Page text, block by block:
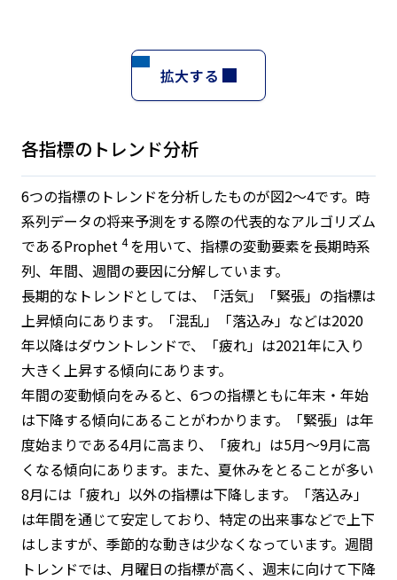
拡大する
各指標のトレンド分析
6つの指標のトレンドを分析したものが図2～4です。時
系列データの将来予測をする際の代表的なアルゴリズム
であるProphet 4を用いて、指標の変動要素を長期時系
列、年間、週間の要因に分解しています。
長期的なトレンドとしては、「活気」「緊張」の指標は
上昇傾向にあります。「混乱」「落込み」などは2020
年以降はダウントレンドで、「疲れ」は2021年に入り
大きく上昇する傾向にあります。
年間の変動傾向をみると、6つの指標ともに年末・年始
は下降する傾向にあることがわかります。「緊張」は年
度始まりである4月に高まり、「疲れ」は5月～9月に高
くなる傾向にあります。また、夏休みをとることが多い
8月には「疲れ」以外の指標は下降します。「落込み」
は年間を通じて安定しており、特定の出来事などで上下
はしますが、季節的な動きは少なくなっています。週間
トレンドでは、月曜日の指標が高く、週末に向けて下降